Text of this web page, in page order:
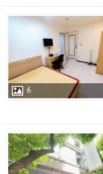
店長推薦
6
店長推薦